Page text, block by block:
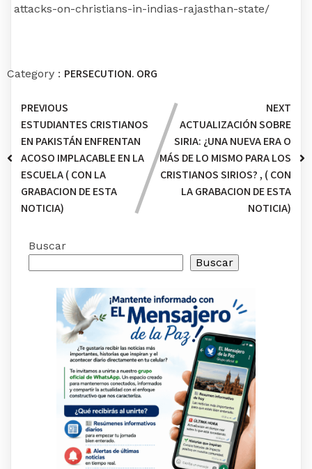
attacks-on-christians-in-indias-rajasthan-state/
Category : PERSECUTION. ORG
PREVIOUS
ESTUDIANTES CRISTIANOS
EN PAKISTÁN ENFRENTAN
ACOSO IMPLACABLE EN LA
ESCUELA ( CON LA
GRABACION DE ESTA
NOTICIA)
NEXT
ACTUALIZACIÓN SOBRE
SIRIA: ¿UNA NUEVA ERA O
MÁS DE LO MISMO PARA LOS
CRISTIANOS SIRIOS? , ( CON
LA GRABACION DE ESTA
NOTICIA)
Buscar
Buscar